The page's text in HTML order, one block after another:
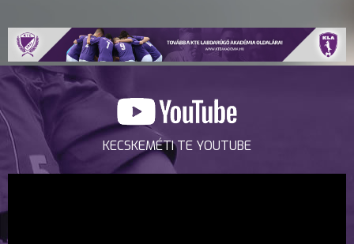
KECSKEMÉTI TE YOUTUBE